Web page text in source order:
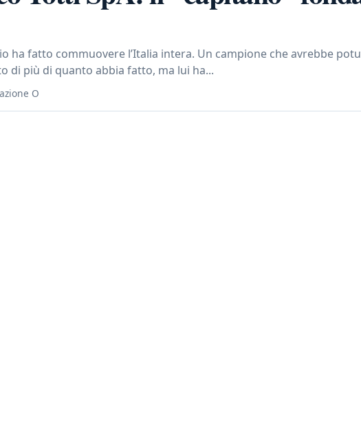
ha fatto commuovere l’Italia intera. Un campione che avrebbe
di più di quanto abbia fatto, ma lui ha...
O